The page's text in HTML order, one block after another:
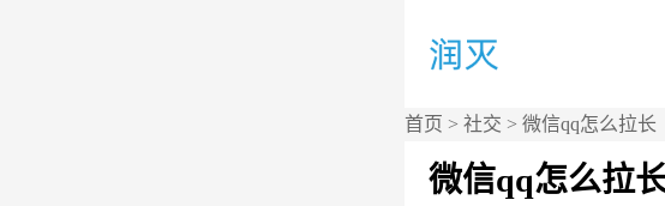
首页 > 社交 > 微信qq怎么拉长
微信qq怎么拉